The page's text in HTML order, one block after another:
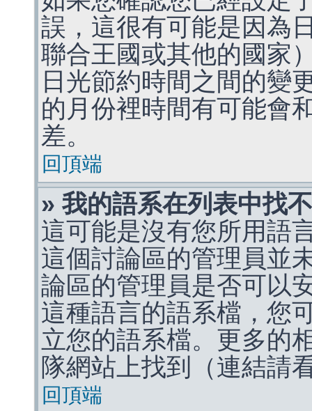
誤，這很有可能是因為
聯合王國或其他的國家
日光節約時間之間的變
的月份裡時間有可能會
差。
回頂端
» 我的語系在列表中找
這可能是沒有您所用語
這個討論區的管理員並
論區的管理員是否可以
這種語言的語系檔，您
立您的語系檔。更多的
隊網站上找到（連結請
回頂端